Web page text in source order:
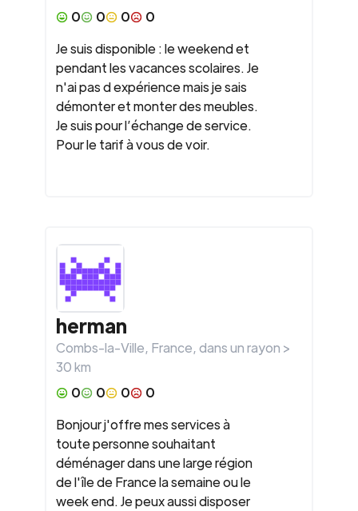
0
0 0
0
Je suis disponible : le weekend et
pendant les vacances scolaires. Je
n'ai pas d expérience mais je sais
démonter et monter des meubles.
Je suis pour l’échange de service.
Pour le tarif à vous de voir.
herman
Combs-la-Ville, France, dans un rayon >
30km
0
0 0
0
Bonjour j'offre mes services à
toute personne souhaitant
déménager dans une large région
de l'île de France la semaine ou le
week end. Je peux aussi disposer